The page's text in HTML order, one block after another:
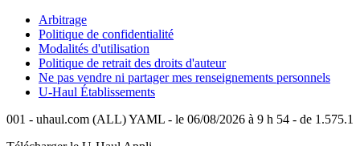
Arbitrage
Politique de confidentialité
Modalités d'utilisation
Politique de retrait des droits d'auteur
Ne pas vendre ni partager mes renseignements personnels
U-Haul Établissements
001 - uhaul.com (ALL) YAML - le 06/08/2026 à 9 h 54 - de 1.575.1